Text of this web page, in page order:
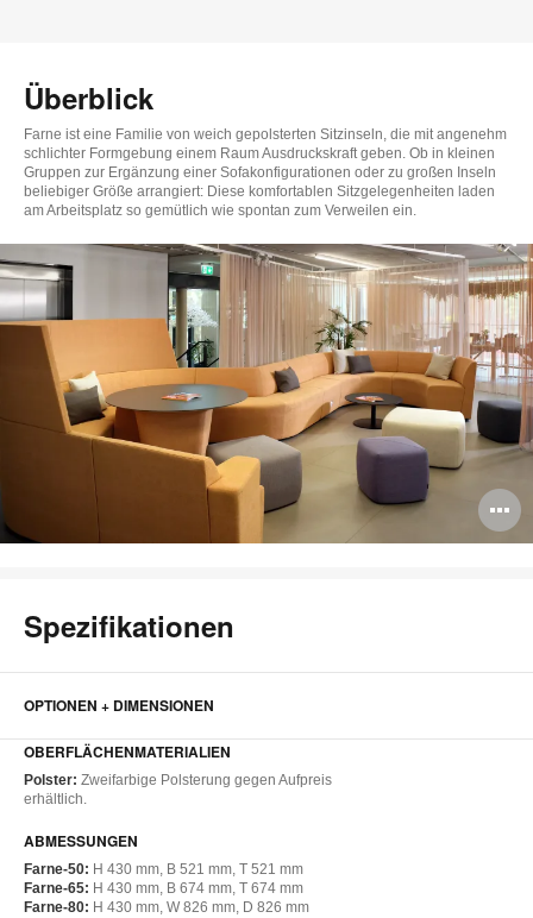
Überblick
Farne ist eine Familie von weich gepolsterten Sitzinseln, die mit angenehm
schlichter Formgebung einem Raum Ausdruckskraft geben. Ob in kleinen
Gruppen zur Ergänzung einer Sofakonfigurationen oder zu großen Inseln
beliebiger Größe arrangiert: Diese komfortablen Sitzgelegenheiten laden
am Arbeitsplatz so gemütlich wie spontan zum Verweilen ein.
Spezifikationen
OPTIONEN + DIMENSIONEN
OBERFLÄCHENMATERIALIEN
Polster: Zweifarbige Polsterung gegen Aufpreis
erhältlich.
ABMESSUNGEN
Farne-50: H 430 mm, B 521 mm, T 521 mm
Farne-65: H 430 mm, B 674 mm, T 674 mm
Farne-80: H 430 mm, W 826 mm, D 826 mm